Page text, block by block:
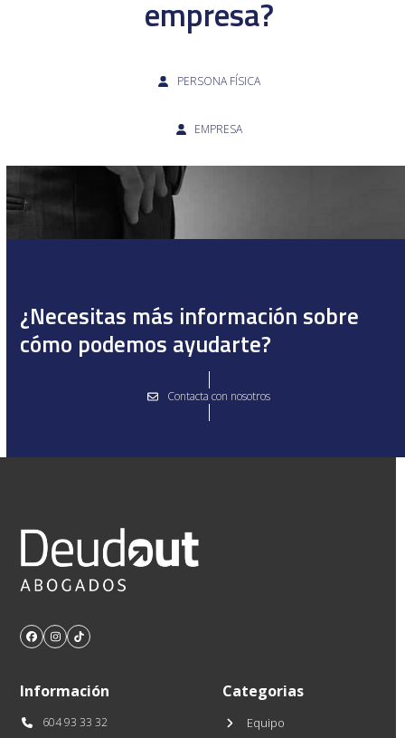
empresa?
PERSONA FÍSICA
EMPRESA
¿Necesitas más información sobre
cómo podemos ayudarte?
Contacta con nosotros
FacebookInstagram
Tiktok
Información
604 93 33 32
Categorias
Equipo